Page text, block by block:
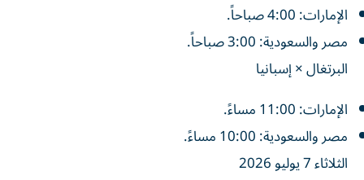
الإمارات: 4:00 صباحاً.
مصر والسعودية: 3:00 صباحاً.
البرتغال × إسبانيا
الإمارات: 11:00 مساءً.
مصر والسعودية: 10:00 مساءً.
الثلاثاء 7 يوليو 2026